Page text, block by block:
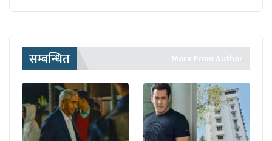
सम्बन्धित More From Author